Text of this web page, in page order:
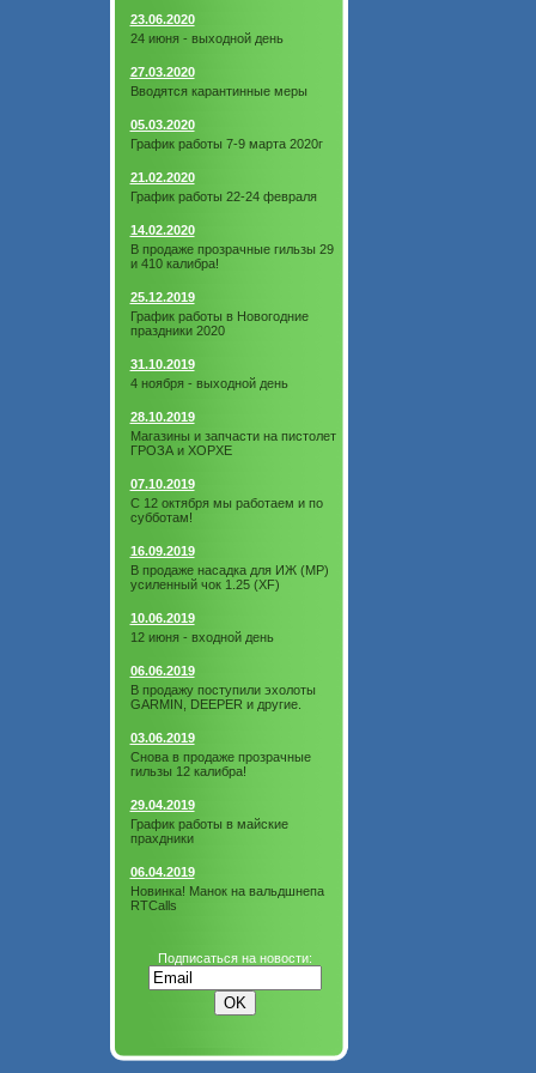
23.06.2020
24 июня - выходной день
27.03.2020
Вводятся карантинные меры
05.03.2020
График работы 7-9 марта 2020г
21.02.2020
График работы 22-24 февраля
14.02.2020
В продаже прозрачные гильзы 29
и 410 калибра!
25.12.2019
График работы в Новогодние
праздники 2020
31.10.2019
4 ноября - выходной день
28.10.2019
Магазины и запчасти на пистолет
ГРОЗА и ХОРХЕ
07.10.2019
С 12 октября мы работаем и по
субботам!
16.09.2019
В продаже насадка для ИЖ (МР)
усиленный чок 1.25 (XF)
10.06.2019
12 июня - входной день
06.06.2019
В продажу поступили эхолоты
GARMIN, DEEPER и другие.
03.06.2019
Снова в продаже прозрачные
гильзы 12 калибра!
29.04.2019
График работы в майские
прахдники
06.04.2019
Новинка! Манок на вальдшнепа
RTCalls
Подписаться на новости: